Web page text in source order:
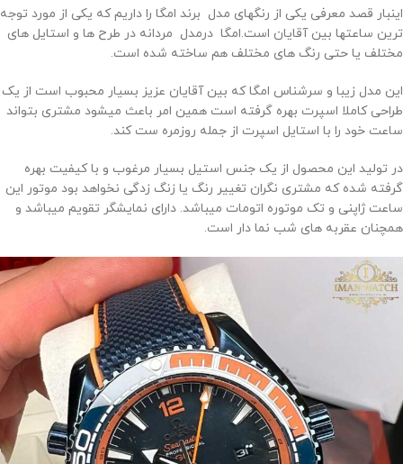
اینبار قصد معرفی یکی از رنگهای مدل برند امگا را داریم که یکی از مورد توجه
ترین ساعتها بین آقایان است.امگا درمدل مردانه در طرح ها و استایل های
مختلف یا حتی رنگ های مختلف هم ساخته شده است.
این مدل زیبا و سرشناس امگا که بین آقایان عزیز بسیار محبوب است از یک
طراحی کاملا اسپرت بهره گرفته است همین امر باعث میشود مشتری بتواند
ساعت خود را با استایل اسپرت از جمله روزمره ست کند.
در تولید این محصول از یک جنس استیل بسیار مرغوب و با کیفیت بهره
گرفته شده که مشتری نگران تغییر رنگ یا زنگ زدگی نخواهد بود موتور این
ساعت ژاپنی و تک موتوره اتومات میباشد. دارای نمایشگر تقویم میباشد و
همچنان عقربه های شب نما دار است.